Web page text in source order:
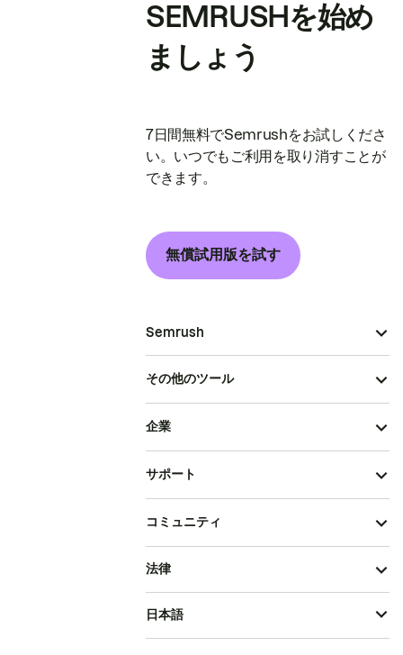
SEMRUSHを始め
ましょう
7日間無料でSemrushをお試しくださ
い。いつでもご利用を取り消すことが
できます。
無償試用版を試す
Semrush
その他のツール
企業
サポート
コミュニティ
法律
日本語